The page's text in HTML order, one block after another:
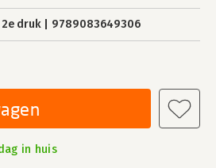
2e druk 9789083649306
in huis